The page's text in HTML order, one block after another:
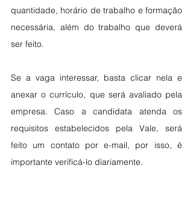
quantidade, horário de trabalho e formação
necessária, além do trabalho que deverá
ser feito.
Se a vaga interessar, basta clicar nela e
anexar o currículo, que será avaliado pela
empresa. Caso a candidata atenda os
requisitos estabelecidos pela Vale, será
feito um contato por e-mail, por isso, é
importante verificá-lo diariamente.